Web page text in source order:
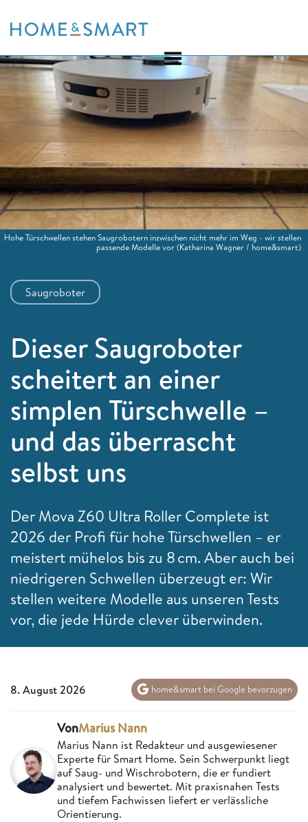
to
Saugroboter
Dieser Saugroboter
scheitert an einer
simplen Türschwelle –
und das überrascht
selbst uns
Der Mova Z60 Ultra Roller Complete ist
2026 der Profi für hohe Türschwellen – er
meistert mühelos bis zu 8 cm. Aber auch bei
niedrigeren Schwellen überzeugt er: Wir
stellen weitere Modelle aus unseren Tests
vor, die jede Hürde clever überwinden.
Hohe Türschwellen stehen Saugrobotern inzwischen nicht mehr im Weg - wir stellen
passende Modelle vor(Katharina Wagner / home&smart)
8. August 2026 home&smart bei Google bevorzugen
VonMarius Nann
Marius Nann ist Redakteur und ausgewiesener
Experte für Smart Home. Sein Schwerpunkt liegt
auf Saug- und Wischrobotern, die er fundiert
analysiert und bewertet. Mit praxisnahen Tests
und tiefem Fachwissen liefert er verlässliche
Orientierung.